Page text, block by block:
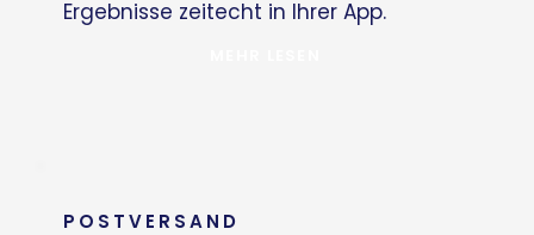
POSTVERSAND
Ergebnisse zeitecht in Ihrer App.